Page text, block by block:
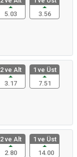
5.03
3.56
2 ve Alt
3.17
1 ve Üst
7.51
2 ve Alt
2.80
1 ve Üst
14.00